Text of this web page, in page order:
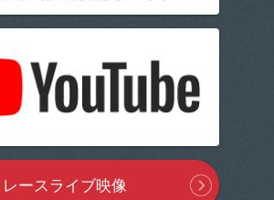
レースライブ映像